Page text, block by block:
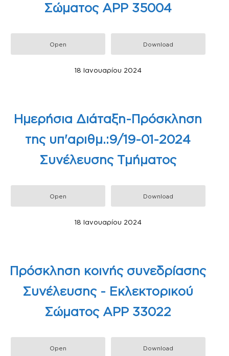
Σώματος ΑΡΡ 35004
Open Download
18 Ιανουαρίου 2024
Ημερήσια Διάταξη-Πρόσκληση
της υπ'αριθμ.:9/19-01-2024
Συνέλευσης Τμήματος
Open Download
18 Ιανουαρίου 2024
Πρόσκληση κοινής συνεδρίασης
Συνέλευσης - Εκλεκτορικού
Σώματος ΑΡΡ 33022
Open Download